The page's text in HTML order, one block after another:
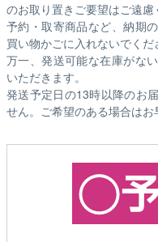
のお取り置きご要望はご遠慮
予約・取寄商品など、納期
買い物かごに入れないでくだ
万一、発送可能な在庫がな
いただきます。
発送予定日の13時以降のお
せん。ご希望のある場合はお